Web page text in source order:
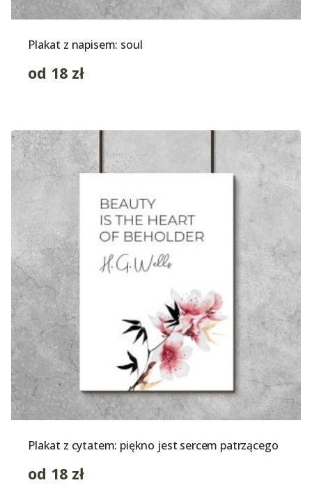
Plakat z napisem: soul
od 18 zł
Plakat z cytatem: piękno jest sercem patrzącego
od 18 zł